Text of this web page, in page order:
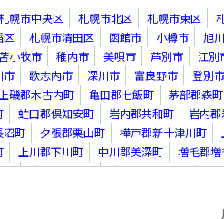
幌市中央区 札幌市北区 札幌市東区
区
札幌市清田区 函館市 小樽市
旭
小牧市
稚内市 美唄市 芦別市
江別
市
歌志内市 深川市 富良野市
登別市
上磯郡木古内町
亀田郡七飯町
茅部郡森町
虻田郡倶知安町 岩内郡共和町
岩内
沼町
夕張郡栗山町 樺戸郡新十津川町
上川郡下川町 中川郡美深町
増毛郡増
町
紋別郡遠軽町 紋別郡滝上町
紋別